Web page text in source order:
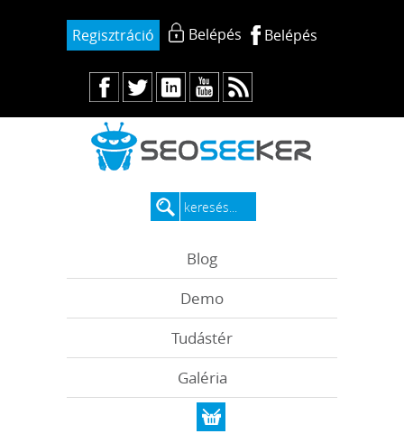
Regisztráció Belépés Belépés
Blog
Demo
Tudástér
Galéria